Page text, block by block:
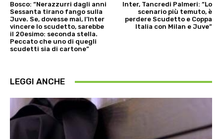
Bosco: “Nerazzurri dagli anni
Sessanta tirano fango sulla
Juve. Se, dovesse mai, l’Inter
vincere lo scudetto, sarebbe
il 20esimo: seconda stella.
Peccato che uno di quegli
scudetti sia di cartone”
Inter, Tancredi Palmeri: “Lo
scenario più temuto, è
perdere Scudetto e Coppa
Italia con Milan e Juve”
LEGGI ANCHE